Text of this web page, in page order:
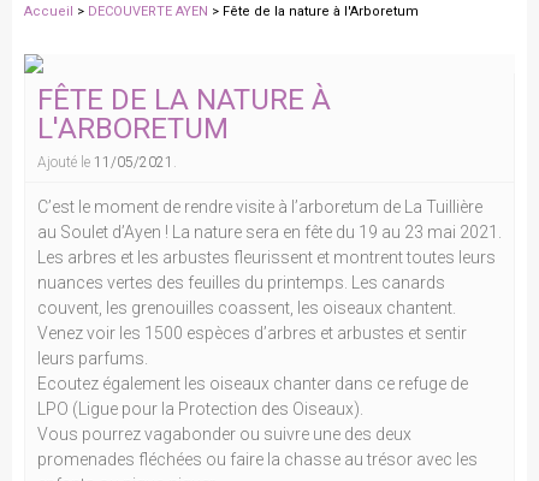
Accueil > DECOUVERTE AYEN > Fête de la nature à l'Arboretum
FÊTE DE LA NATURE À
L'ARBORETUM
Ajouté le 11/05/2021 .
C’est le moment de rendre visite à l’arboretum de La Tuillière
au Soulet d’Ayen ! La nature sera en fête du 19 au 23 mai 2021.
Les arbres et les arbustes fleurissent et montrent toutes leurs
nuances vertes des feuilles du printemps. Les canards
couvent, les grenouilles coassent, les oiseaux chantent.
Venez voir les 1500 espèces d’arbres et arbustes et sentir
leurs parfums.
Ecoutez également les oiseaux chanter dans ce refuge de
LPO (Ligue pour la Protection des Oiseaux).
Vous pourrez vagabonder ou suivre une des deux
promenades fléchées ou faire la chasse au trésor avec les